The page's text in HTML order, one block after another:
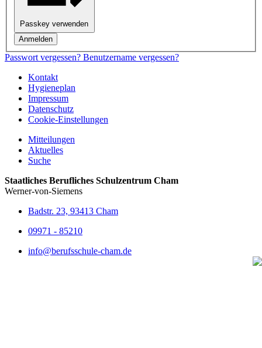
Passkey verwenden
Anmelden
Passwort vergessen? Benutzername vergessen?
Kontakt
Hygieneplan
Impressum
Datenschutz
Cookie-Einstellungen
Mitteilungen
Aktuelles
Suche
Staatliches Berufliches Schulzentrum Cham
Werner-von-Siemens
Badstr. 23, 93413 Cham
09971 - 85210
info@berufsschule-cham.de